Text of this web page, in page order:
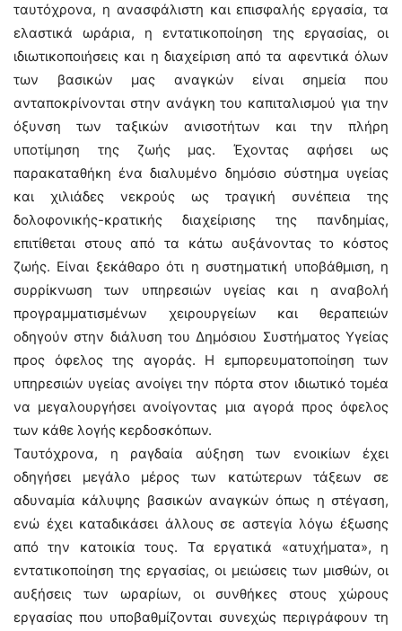
ταυτόχρονα, η ανασφάλιστη και επισφαλής εργασία, τα
ελαστικά ωράρια, η εντατικοποίηση της εργασίας, οι
ιδιωτικοποιήσεις και η διαχείριση από τα αφεντικά όλων
των βασικών μας αναγκών είναι σημεία που
ανταποκρίνονται στην ανάγκη του καπιταλισμού για την
όξυνση των ταξικών ανισοτήτων και την πλήρη
υποτίμηση της ζωής μας. Έχοντας αφήσει ως
παρακαταθήκη ένα διαλυμένο δημόσιο σύστημα υγείας
και χιλιάδες νεκρούς ως τραγική συνέπεια της
δολοφονικής-κρατικής διαχείρισης της πανδημίας,
επιτίθεται στους από τα κάτω αυξάνοντας το κόστος
ζωής. Είναι ξεκάθαρο ότι η συστηματική υποβάθμιση, η
συρρίκνωση των υπηρεσιών υγείας και η αναβολή
προγραμματισμένων χειρουργείων και θεραπειών
οδηγούν στην διάλυση του Δημόσιου Συστήματος Υγείας
προς όφελος της αγοράς. Η εμπορευματοποίηση των
υπηρεσιών υγείας ανοίγει την πόρτα στον ιδιωτικό τομέα
να μεγαλουργήσει ανοίγοντας μια αγορά προς όφελος
των κάθε λογής κερδοσκόπων.
Ταυτόχρονα, η ραγδαία αύξηση των ενοικίων έχει
οδηγήσει μεγάλο μέρος των κατώτερων τάξεων σε
αδυναμία κάλυψης βασικών αναγκών όπως η στέγαση,
ενώ έχει καταδικάσει άλλους σε αστεγία λόγω έξωσης
από την κατοικία τους. Τα εργατικά «ατυχήματα», η
εντατικοποίηση της εργασίας, οι μειώσεις των μισθών, οι
αυξήσεις των ωραρίων, οι συνθήκες στους χώρους
εργασίας που υποβαθμίζονται συνεχώς περιγράφουν τη